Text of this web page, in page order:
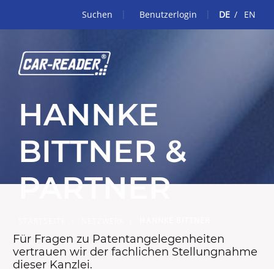
Suchen Benutzerlogin DE EN
HANNKE
BITTNER &
PARTNER
Für Fragen zu Patentangelegenheiten
vertrauen wir der fachlichen Stellungnahme
dieser Kanzlei.